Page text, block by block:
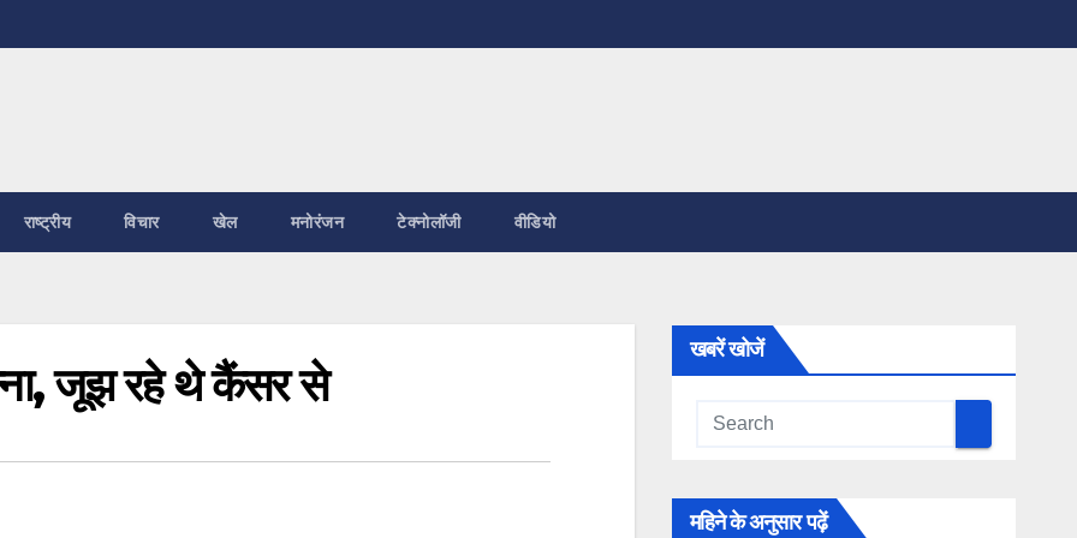
राष्ट्रीय विचार खेल मनोरंजन टेक्नोलॉजी वीडियो
जूझ रहे थे कैंसर से
खबरें खोजें
महिने के अनुसार पढ़ें